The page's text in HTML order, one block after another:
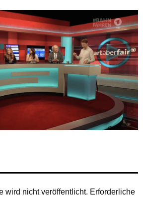
wird nicht veröffentlicht. Erforderliche